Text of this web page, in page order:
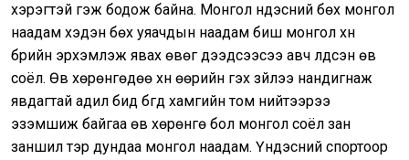
хэрэгтэй гэж бодож байна. Монгол үндэсний бөх монгол
наадам хэдэн бөх уяачдын наадам биш монгол хүн
бүрийн эрхэмлэж явах өвөг дээдсээсээ авч үлдсэн өв
соёл. Өв хөрөнгөдөө хүн өөрийн гэх зүйлээ нандигнаж
явдагтай адил бид бүгд хамгийн том нийтээрээ
эзэмшиж байгаа өв хөрөнгө бол монгол соёл зан
заншил тэр дундаа монгол наадам. Үндэсний спортоор